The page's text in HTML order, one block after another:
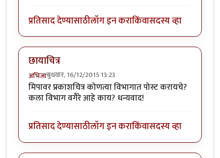
प्रतिसाद देण्यासाठीलॉग इन कराकिंवासदस्य व्हा
छायाचित्र
अभिजाबुधवार, 16/12/2015 13:23
मिपावर प्रकाशचित्र कोणत्या विभागात पोस्ट करायचे?
कला विभाग वगैरे आहे काय? धन्यवाद!
प्रतिसाद देण्यासाठीलॉग इन कराकिंवासदस्य व्हा